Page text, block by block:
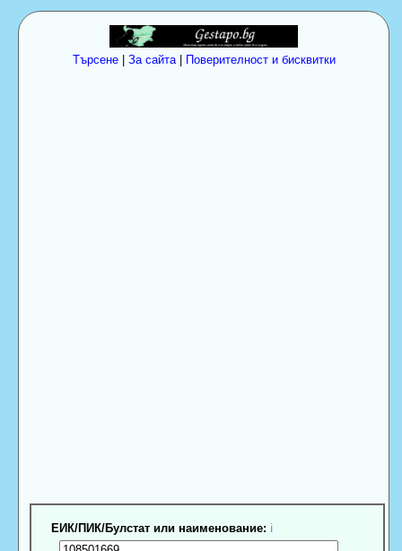
Търсене| За сайта| Поверителност и бисквитки
ЕИК/ПИК/Булстат или наименование: ℹ